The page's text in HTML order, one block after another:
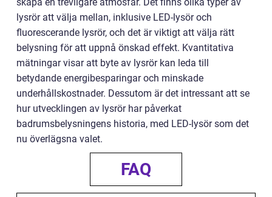
lysrör att välja mellan, inklusive LED-lysör och
fluorescerande lysrör, och det är viktigt att välja rätt
belysning för att uppnå önskad effekt. Kvantitativa
mätningar visar att byte av lysrör kan leda till
betydande energibesparingar och minskade
underhållskostnader. Dessutom är det intressant att se
hur utvecklingen av lysrör har påverkat
badrumsbelysningens historia, med LED-lysör som det
nu överlägsna valet.
FAQ